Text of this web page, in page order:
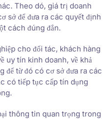
Theo dó, giá trị doanh
sở để đưa ra các quyết định
cách đúng đắn.
cho đối tác, khách hàng
uy tín kinh doanh, về khả
để từ đó có cơ sở đưa ra các
có tiếp tục cấp tín dụng
thông tin quan trọng trong